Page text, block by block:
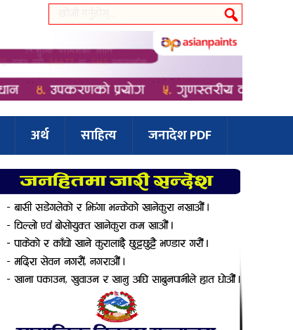
अर्थ साहित्य जनादेश PDF